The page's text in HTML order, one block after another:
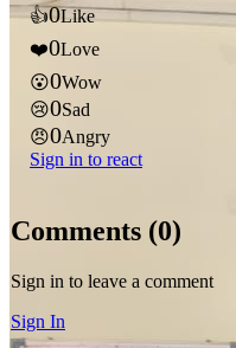
👍0Like
❤️0Love
😮0Wow
😢0Sad
😠0Angry
Sign in to react
Comments (0)
Sign in to leave a comment
Sign In